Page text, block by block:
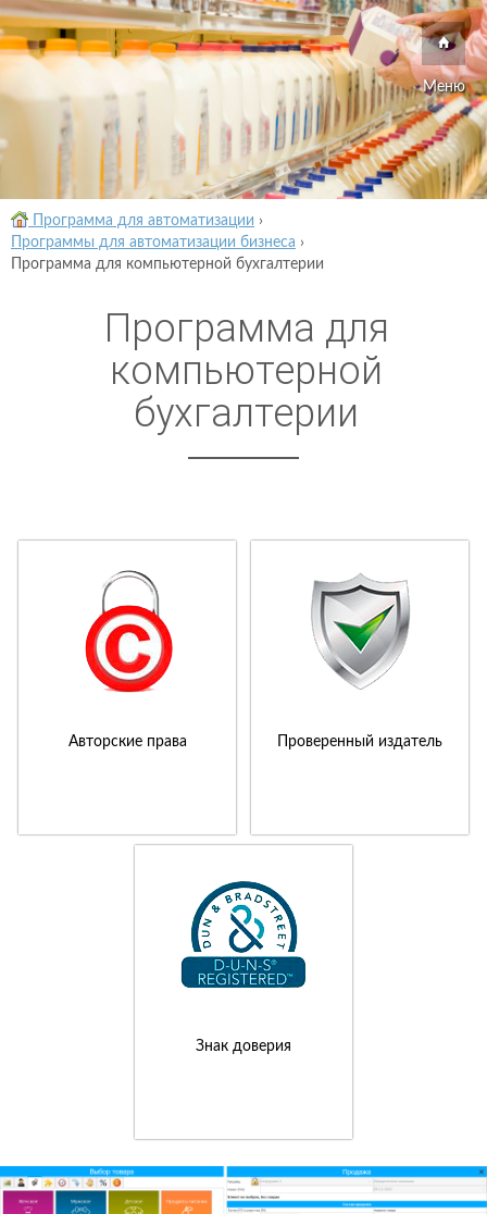
Меню
Программа для автоматизации ›
Программы для автоматизации бизнеса ›
Программа для компьютерной бухгалтерии
Программа для
компьютерной
бухгалтерии
Авторские права Проверенный издатель
Знак доверия